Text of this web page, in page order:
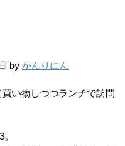
by かんりにん
い物しつつランチで訪問